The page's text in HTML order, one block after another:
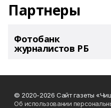
Партнеры
Фотобанк
журналистов РБ
© 2020-2026 Сайт газеты
Об использовании